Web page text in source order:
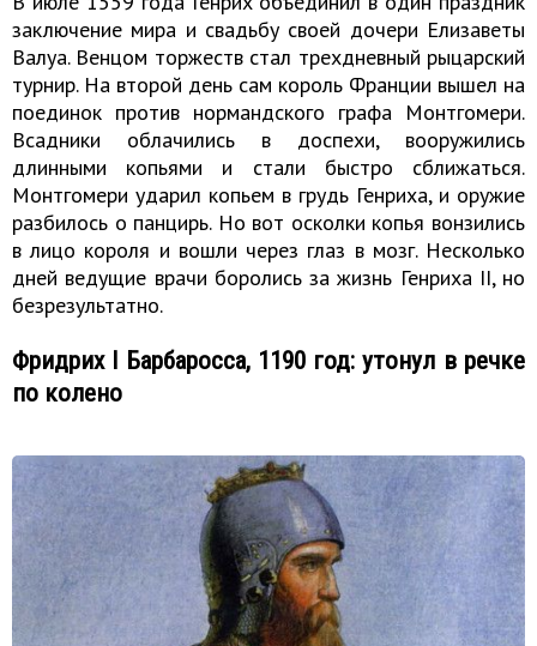
заключение мира и свадьбу своей дочери Елизаветы
Валуа. Венцом торжеств стал трехдневный рыцарский
турнир. На второй день сам король Франции вышел на
поединок против нормандского графа Монтгомери.
Всадники облачились в доспехи, вооружились
длинными копьями и стали быстро сближаться.
Монтгомери ударил копьем в грудь Генриха, и оружие
разбилось о панцирь. Но вот осколки копья вонзились
в лицо короля и вошли через глаз в мозг. Несколько
дней ведущие врачи боролись за жизнь Генриха II, но
безрезультатно.
Фридрих I Барбаросса, 1190 год: утонул в речке
по колено